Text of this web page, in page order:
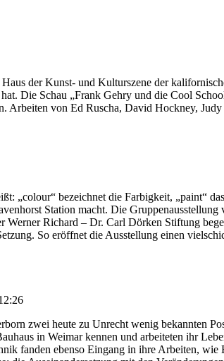
der Kunst- und Kulturszene der
Die Schau „Frank Gehry und die Cool
von Ed Ruscha, David Hockney,
„colour“ bezeichnet die Farbigkeit, „paint“
Station macht. Die
Werner Richard – Dr. Carl Dörken Stiftung
So eröffnet die Ausstellung einen
zwei heute zu Unrecht wenig bekannten
in Weimar kennen und arbeiteten ihr
fanden ebenso Eingang in ihre Arbeiten, wie